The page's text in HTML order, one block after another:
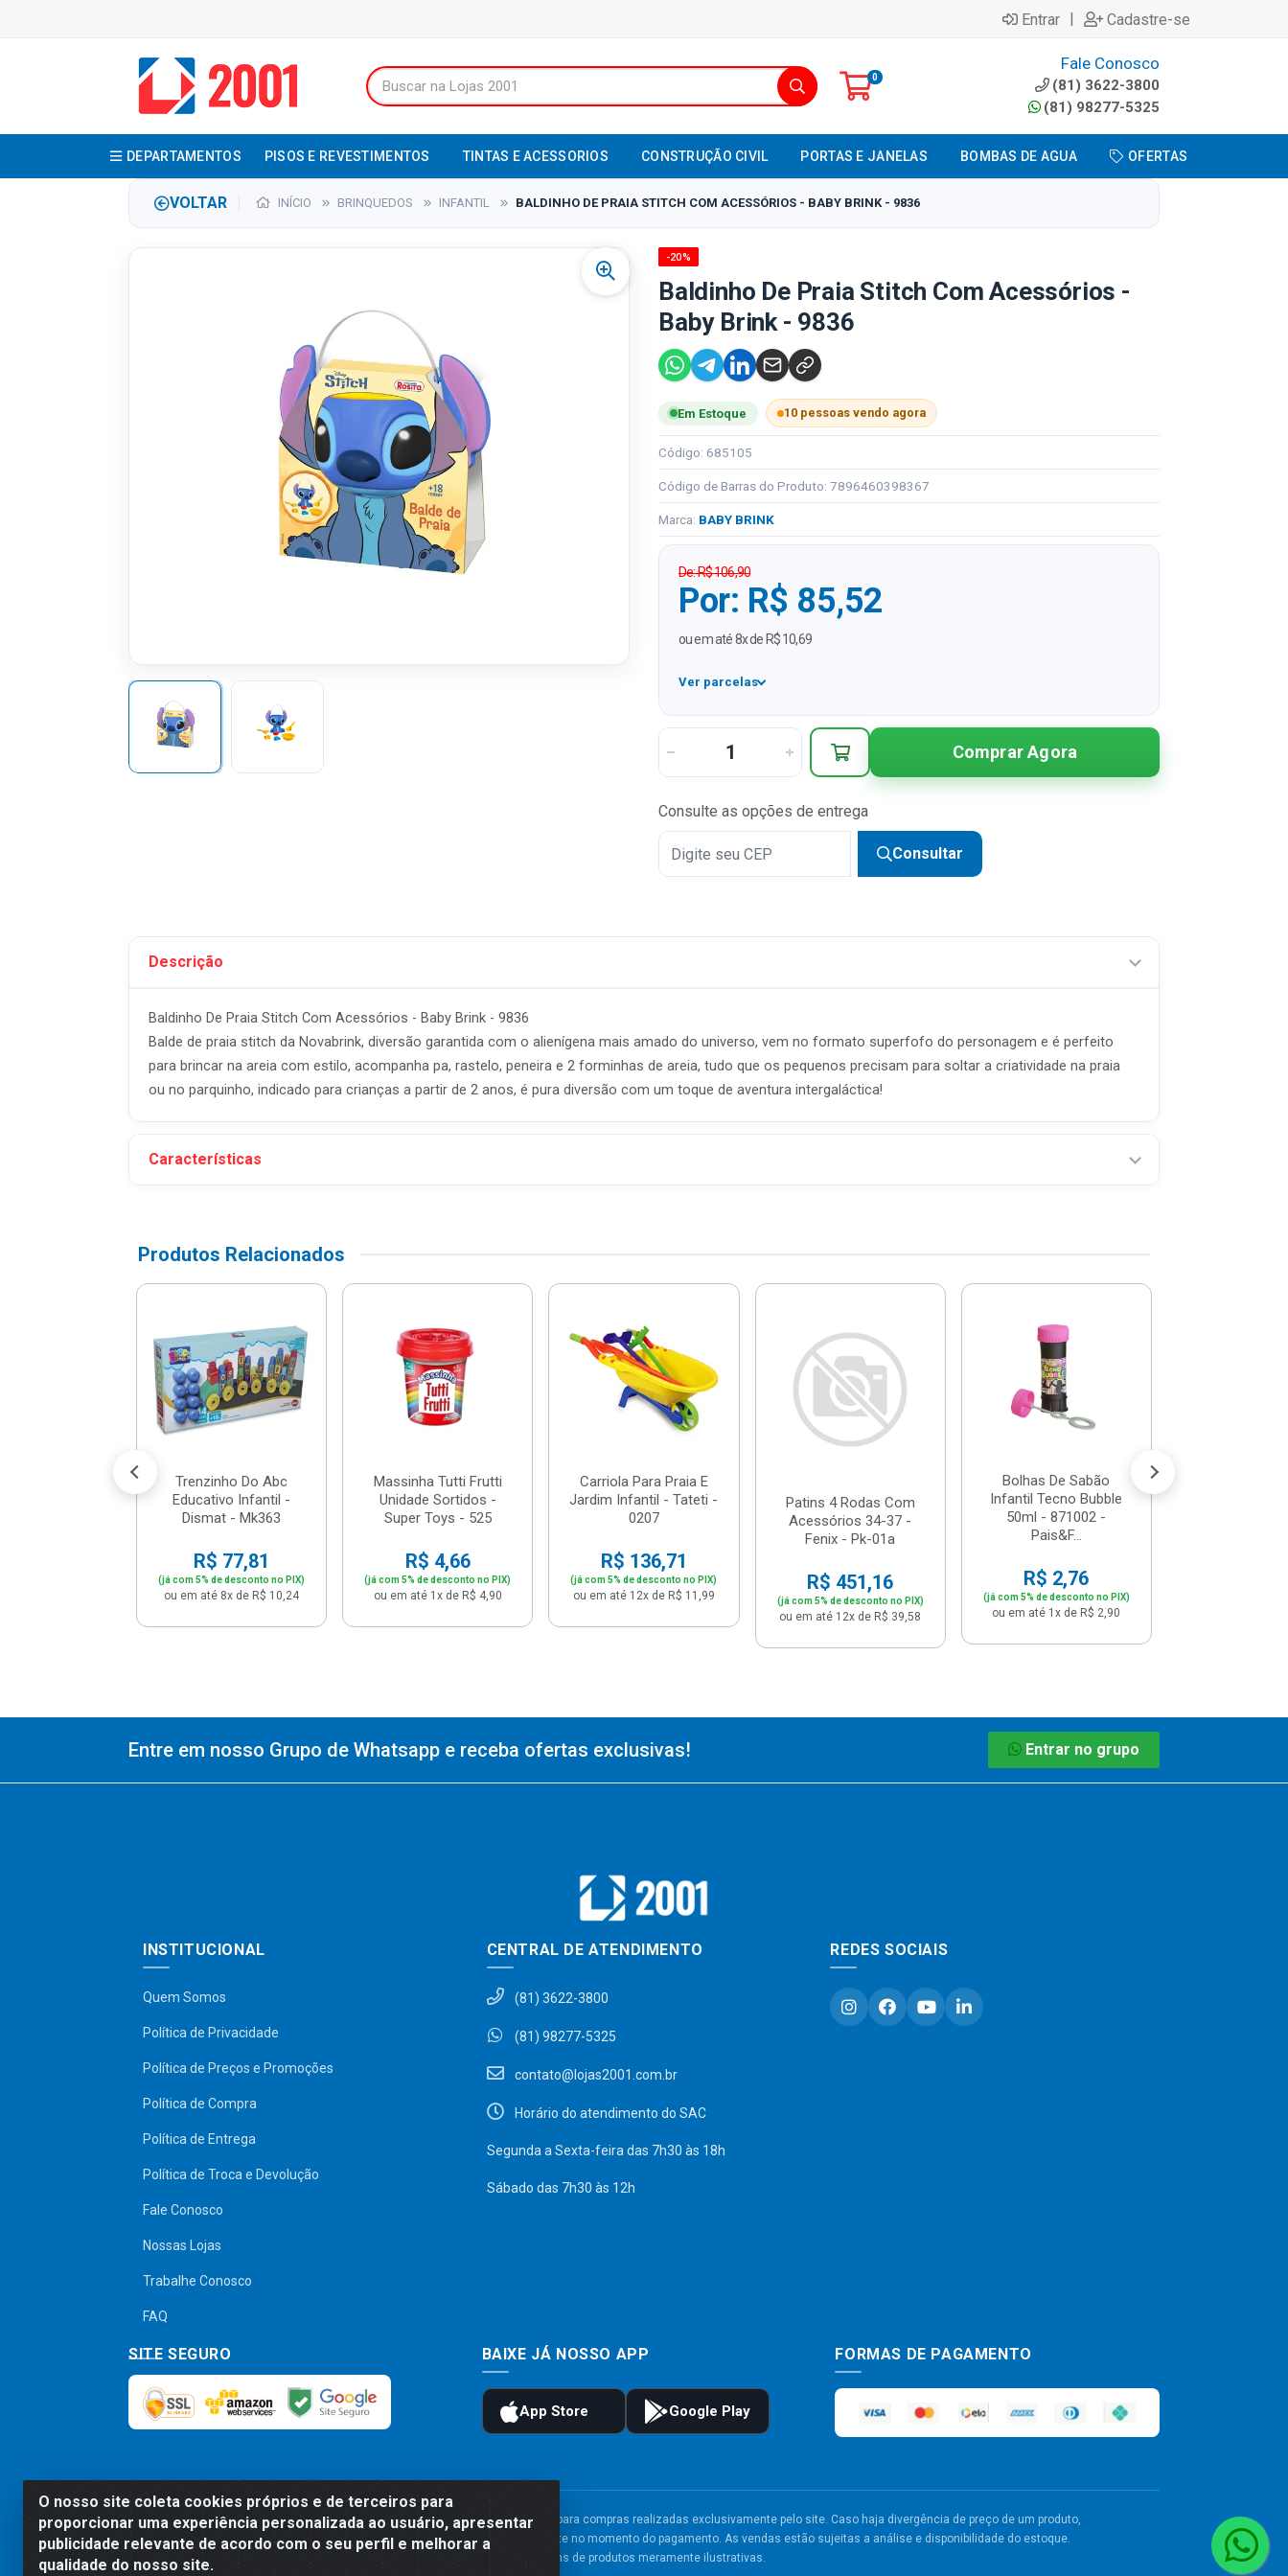
Entrar | Cadastre-se
0
Fale Conosco
(81) 3622-3800
(81) 98277-5325
DEPARTAMENTOS PISOS E REVESTIMENTOS TINTAS E ACESSORIOS CONSTRUÇÃO CIVIL PORTAS E JANELAS BOMBAS DE AGUA OFERTAS
VOLTAR INÍCIO BRINQUEDOS INFANTIL BALDINHO DE PRAIA STITCH COM ACESSÓRIOS - BABY BRINK - 9836
-20%
Baldinho De Praia Stitch Com Acessórios -
Baby Brink - 9836
Em Estoque 10 pessoas vendo agora
Código: 685105
Código de Barras do Produto: 7896460398367
Marca: BABY BRINK
De: R$ 106,90
Por: R$ 85,52
ou em até 8x de R$ 10,69
Ver parcelas
1x R$ 85,52
R$ 42,76 sem juros
R$ 28,51 sem juros
4x
5x
Comprar Agora
Consulte as opções de entrega
Consultar
Descrição
Baldinho De Praia Stitch Com Acessórios - Baby Brink - 9836
Balde de praia stitch da Novabrink, diversão garantida com o alienígena mais amado do universo, vem no formato superfofo do personagem e é perfeito
para brincar na areia com estilo, acompanha pa, rastelo, peneira e 2 forminhas de areia, tudo que os pequenos precisam para soltar a criatividade na praia
ou no parquinho, indicado para crianças a partir de 2 anos, é pura diversão com um toque de aventura intergaláctica!
Características
Produtos Relacionados
Trenzinho Do Abc
Educativo Infantil -
Dismat - Mk363
R$ 77,81
(já com 5% de desconto no PIX)
ou em até 8x de R$ 10,24
Massinha Tutti Frutti
Unidade Sortidos -
Super Toys - 525
R$ 4,66
(já com 5% de desconto no PIX)
ou em até 1x de R$ 4,90
Carriola Para Praia E
Jardim Infantil - Tateti -
0207
R$ 136,71
(já com 5% de desconto no PIX)
ou em até 12x de R$ 11,99
Patins 4 Rodas Com
Acessórios 34-37 -
Fenix - Pk-01a
R$ 451,16
(já com 5% de desconto no PIX)
ou em até 12x de R$ 39,58
Bolhas De Sabão
Infantil Tecno Bubble
50ml - 871002 -
Pais&F...
R$ 2,76
(já com 5% de desconto no PIX)
ou em até 1x de R$ 2,90
O nosso site coleta cookies próprios e de terceiros para
proporcionar uma experiência personalizada ao usuário, apresentar
publicidade relevante de acordo com o seu perfil e melhorar a
qualidade do nosso site.
Entre em nosso Grupo de Whatsapp e receba ofertas exclusivas! Entrar no grupo
INSTITUCIONAL
Quem Somos
Política de Privacidade
Política de Preços e Promoções
Política de Compra
Política de Entrega
Política de Troca e Devolução
Fale Conosco
Nossas Lojas
Trabalhe Conosco
FAQ
CENTRAL DE ATENDIMENTO
(81) 3622-3800
(81) 98277-5325
contato@lojas2001.com.br
Horário do atendimento do SAC
Segunda a Sexta-feira das 7h30 às 18h
Sábado das 7h30 às 12h
REDES SOCIAIS
SITE SEGURO BAIXE JÁ NOSSO APP FORMAS DE PAGAMENTO
Preços, promoções, condições de pagamento e frete são válidos para compras realizadas exclusivamente pelo site. Caso haja divergência de preço de um produto,
será válido o preço que for exibido no carrinho de compras do site no momento do pagamento. As vendas estão sujeitas a análise e disponibilidade do estoque.
Imagens de produtos meramente ilustrativas.